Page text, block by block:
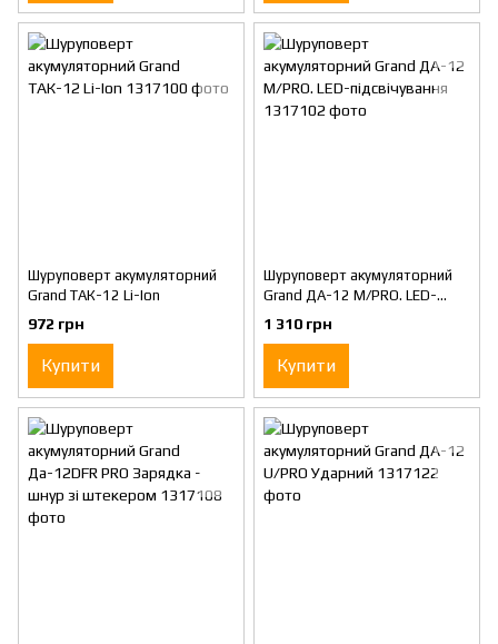
Шуруповерт акумуляторний
Grand ТАК-12 Li-Ion
972 грн
Купити
Шуруповерт акумуляторний
Grand ДА-12 M/PRO. LED-
підсвічування
1 310 грн
Купити